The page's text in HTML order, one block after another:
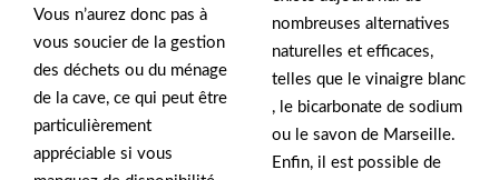
Vous n’aurez donc pas à
vous soucier de la gestion
des déchets ou du ménage
de la cave, ce qui peut être
particulièrement
appréciable si vous
nombreuses alternatives
naturelles et efficaces,
telles que le vinaigre blanc
, le bicarbonate de sodium
ou le savon de Marseille.
Enfin, il est possible de